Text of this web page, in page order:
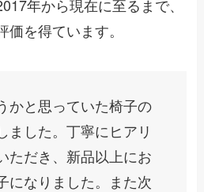
年から現在に至るまで、
を得ています。
かと思っていた椅子の
ました。丁寧にヒアリ
ただき、新品以上にお
になりました。また次